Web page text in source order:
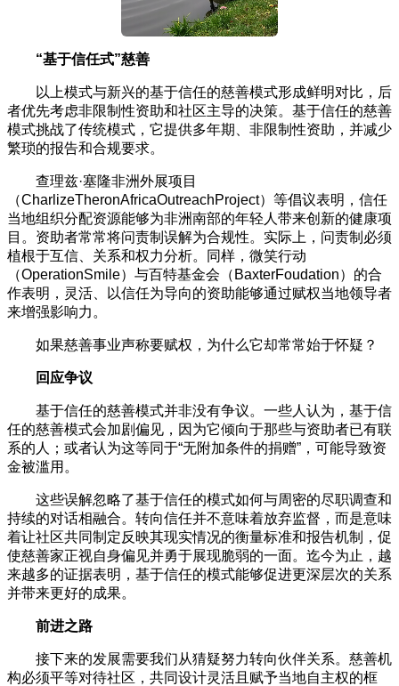
“基于信任式”慈善
以上模式与新兴的基于信任的慈善模式形成鲜明对比，后
者优先考虑非限制性资助和社区主导的决策。基于信任的慈善
模式挑战了传统模式，它提供多年期、非限制性资助，并减少
繁琐的报告和合规要求。
查理兹·塞隆非洲外展项目
（CharlizeTheronAfricaOutreachProject）等倡议表明，信任
当地组织分配资源能够为非洲南部的年轻人带来创新的健康项
目。资助者常常将问责制误解为合规性。实际上，问责制必须
植根于互信、关系和权力分析。同样，微笑行动
（OperationSmile）与百特基金会（BaxterFoudation）的合
作表明，灵活、以信任为导向的资助能够通过赋权当地领导者
来增强影响力。
如果慈善事业声称要赋权，为什么它却常常始于怀疑？
回应争议
基于信任的慈善模式并非没有争议。一些人认为，基于信
任的慈善模式会加剧偏见，因为它倾向于那些与资助者已有联
系的人；或者认为这等同于“无附加条件的捐赠”，可能导致资
金被滥用。
这些误解忽略了基于信任的模式如何与周密的尽职调查和
持续的对话相融合。转向信任并不意味着放弃监督，而是意味
着让社区共同制定反映其现实情况的衡量标准和报告机制，促
使慈善家正视自身偏见并勇于展现脆弱的一面。迄今为止，越
来越多的证据表明，基于信任的模式能够促进更深层次的关系
并带来更好的成果。
前进之路
接下来的发展需要我们从猜疑努力转向伙伴关系。慈善机
构必须平等对待社区，共同设计灵活且赋予当地自主权的框